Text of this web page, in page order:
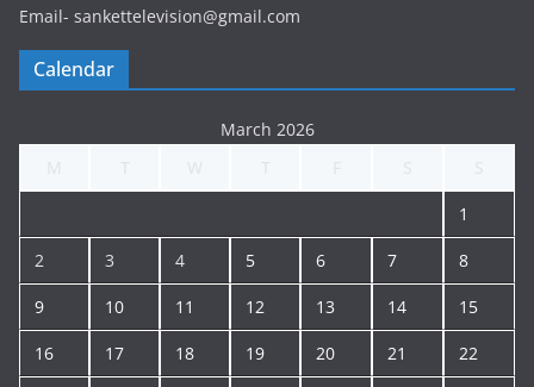
Email- sankettelevision@gmail.com
Calendar
March 2026
1
2 3 4 5 6 7 8
9 10 11 12 13 14 15
16 17 18 19 20 21 22